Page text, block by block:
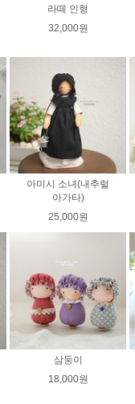
라떼 인형
32,000원
아미시 소녀(내추럴
아가타)
25,000원
삼둥이
18,000원